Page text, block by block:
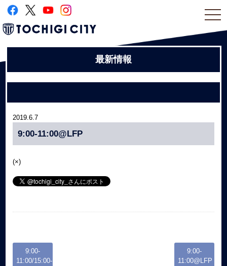
最新情報
2019.6.7
9:00-11:00@LFP
(×)
9:00-
11:00/15:00-
9:00-
11:00@LFP